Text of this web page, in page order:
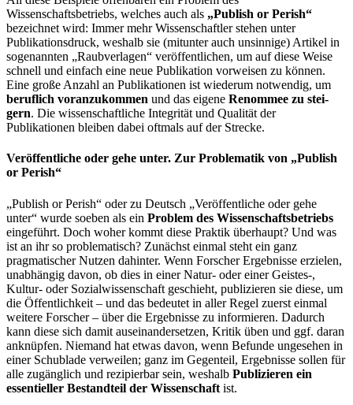
Wissenschaftsbetriebs, welches auch als „Publish or Perish“
bezeichnet wird: Immer mehr Wissenschaftler ste­hen unter
Publikationsdruck, weshalb sie (mitunter auch unsinnige) Artikel in
sogenannten „Raubverlagen“ veröffentlichen, um auf diese Weise
schnell und einfach eine neue Publikation vorweisen zu können.
Eine große Anzahl an Publi­kationen ist wiederum notwendig, um
beruflich voranzukommen und das eigene Renommee zu stei­
gern. Die wissenschaftliche Integrität und Qualität der
Publikationen bleiben dabei oftmals auf der Strecke.
Veröffentliche oder gehe unter. Zur Problematik von „Publish
or Perish“
„Publish or Perish“ oder zu Deutsch „Veröffentliche oder gehe
unter“ wurde so­eben als ein Problem des Wissenschaftsbetriebs
eingeführt. Doch woher kommt diese Praktik überhaupt? Und was
ist an ihr so problematisch? Zunächst einmal steht ein ganz
pragmatischer Nutzen dahinter. Wenn Forscher Ergebnisse er­zielen,
un­abhängig davon, ob dies in einer Natur- oder einer Geistes-,
Kultur- oder Sozial­wissenschaft geschieht, publizieren sie diese, um
die Öffentlichkeit – und das bedeutet in aller Regel zuerst einmal
weitere Forscher – über die Ergeb­nisse zu informieren. Dadurch
kann diese sich damit auseinandersetzen, Kritik üben und ggf. daran
anknüpfen. Niemand hat etwas davon, wenn Befunde un­gesehen in
einer Schublade verweilen; ganz im Gegenteil, Ergebnisse sollen für
alle zugänglich und rezi­pierbar sein, weshalb Publizieren ein
essentieller Be­standteil der Wissenschaft ist.